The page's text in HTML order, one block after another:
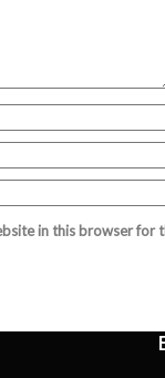
in this browser for